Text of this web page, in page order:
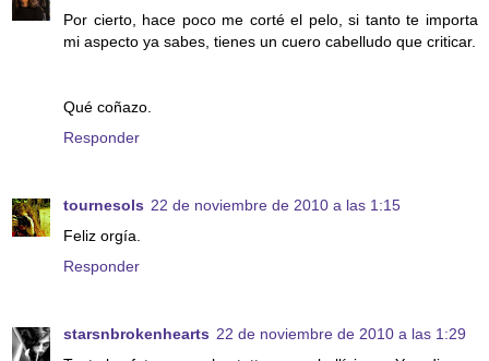
Por cierto, hace poco me corté el pelo, si tanto te importa
mi aspecto ya sabes, tienes un cuero cabelludo que criticar.
Qué coñazo.
Responder
tournesols 22 de noviembre de 2010 a las 1:15
Feliz orgía.
Responder
starsnbrokenhearts 22 de noviembre de 2010 a las 1:29